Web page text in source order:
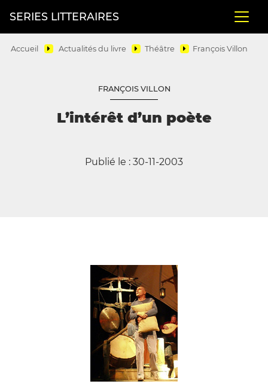
SERIES LITTERAIRES
Accueil Actualités du livre Théâtre François Villon
FRANÇOIS VILLON
L’intérêt d’un poète
Publié le : 30-11-2003